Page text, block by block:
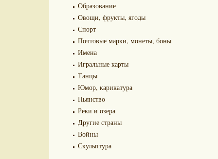
Образование
Овощи, фрукты, ягоды
Спорт
Почтовые марки, монеты, боны
Имена
Игральные карты
Танцы
Юмор, карикатура
Пьянство
Реки и озера
Другие страны
Войны
Скульптура